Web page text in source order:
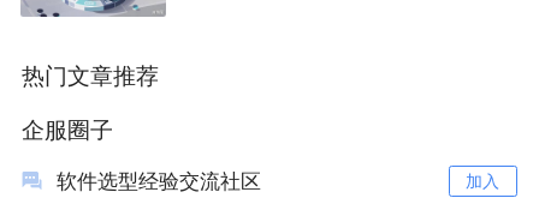
热门文章推荐
企服圈子
软件选型经验交流社区 加入